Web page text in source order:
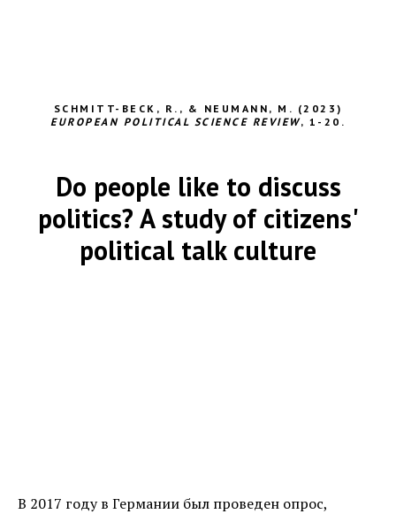
SCHMITT-BECK, R., & NEUMANN, M. (2023)
EUROPEAN POLITICAL SCIENCE REVIEW, 1-20.
Do people like to discuss
politics? A study of citizens'
political talk culture
В 2017 году в Германии был проведен опрос,